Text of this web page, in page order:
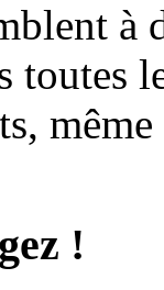
à
toutes
!